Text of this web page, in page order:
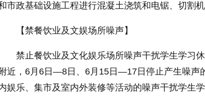
市政基础设施工程进行混凝土浇筑和电锯、切割
【禁餐饮业及文娱场所噪声】
禁止餐饮业及文化娱乐场所噪声干扰学生学习
附近，6月6日—8日、6月15日—17日停止产生噪声
娱乐、集市及室内外装修等活动的噪声干扰学生